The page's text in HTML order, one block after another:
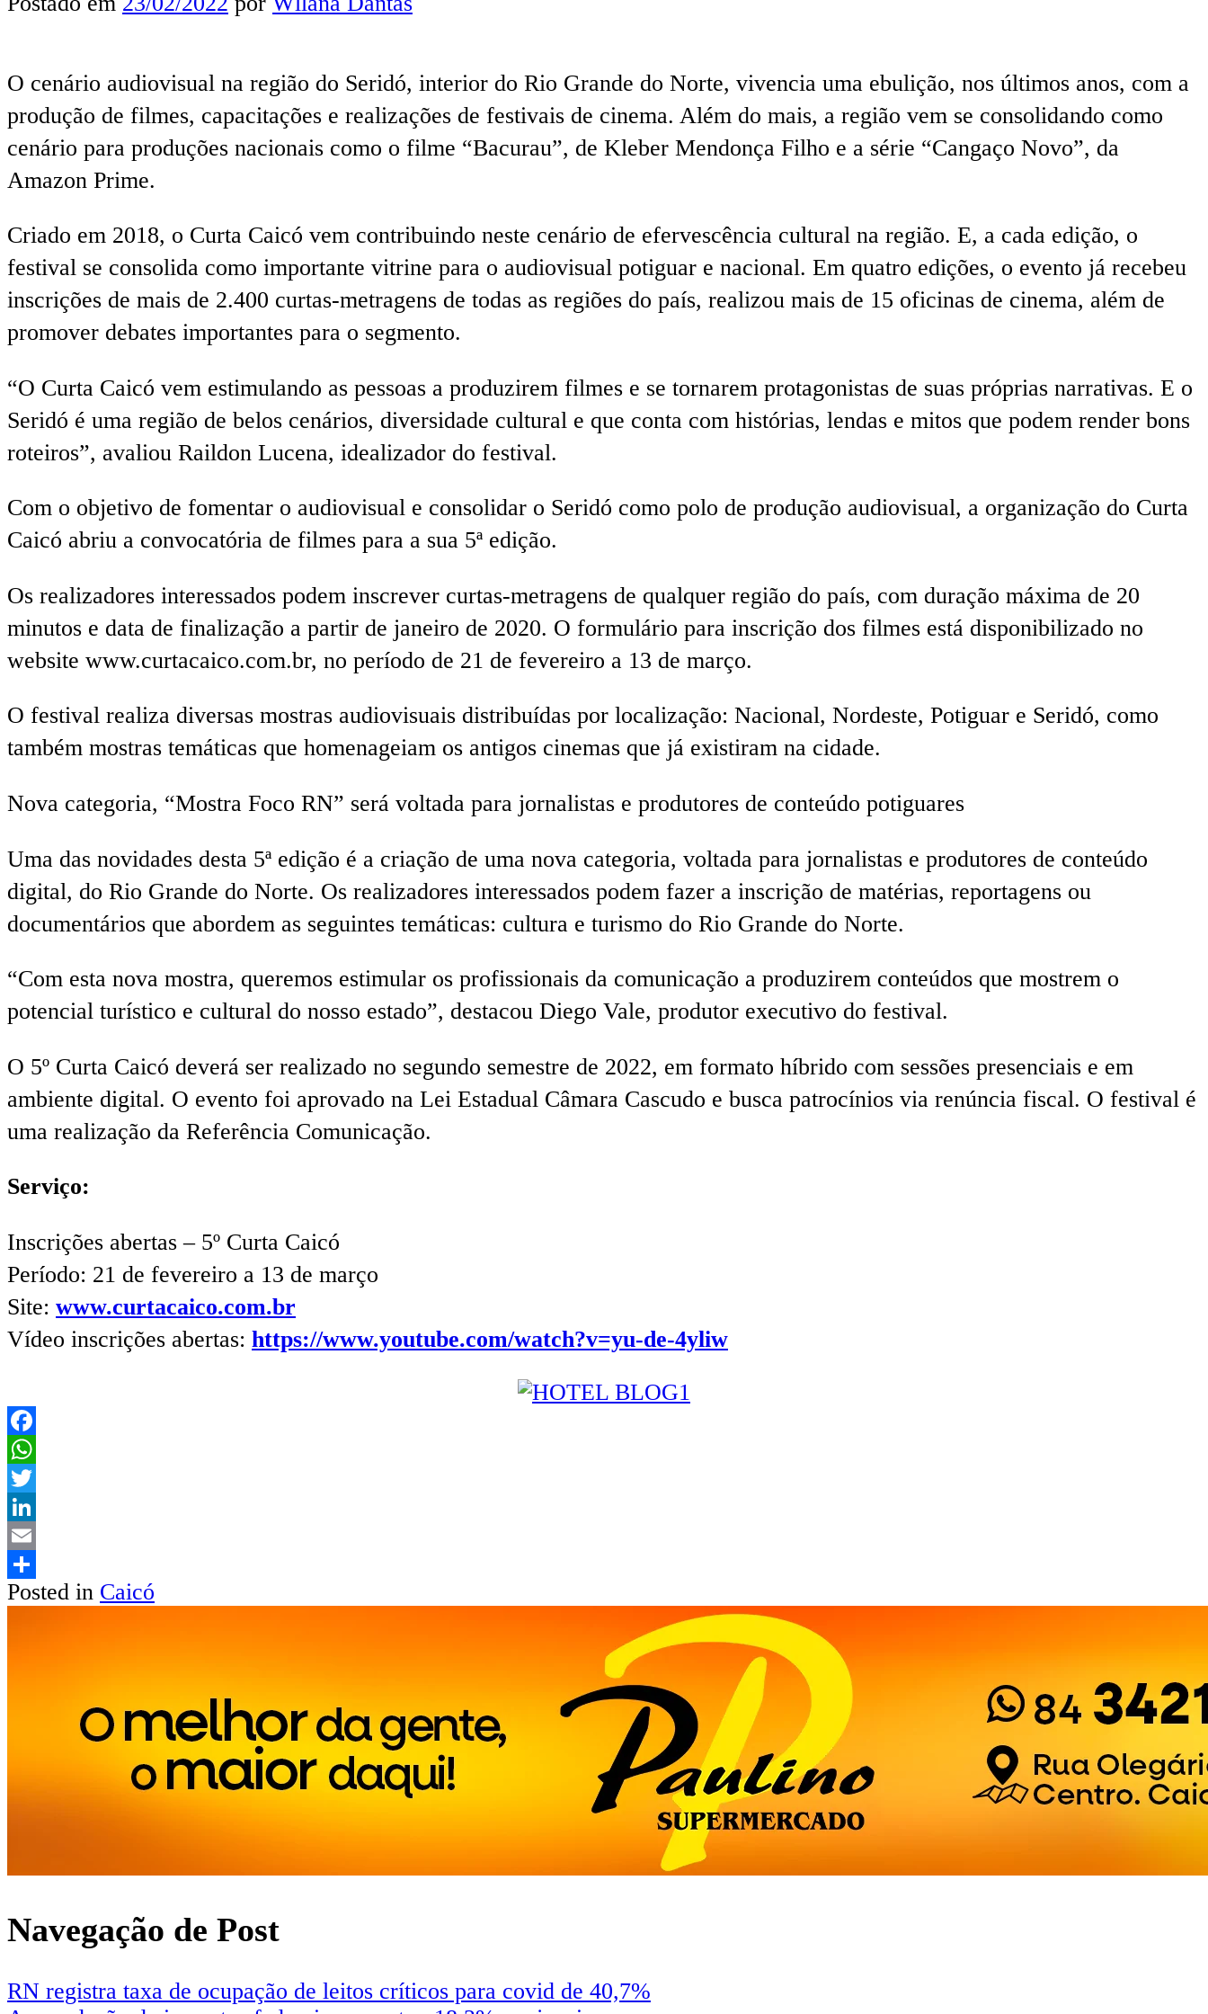
O cenário audiovisual na região do Seridó, interior do Rio Grande do Norte, vivencia uma ebulição, nos últimos anos, com a
produção de filmes, capacitações e realizações de festivais de cinema. Além do mais, a região vem se consolidando como
cenário para produções nacionais como o filme “Bacurau”, de Kleber Mendonça Filho e a série “Cangaço Novo”, da
Amazon Prime.
Criado em 2018, o Curta Caicó vem contribuindo neste cenário de efervescência cultural na região. E, a cada edição, o
festival se consolida como importante vitrine para o audiovisual potiguar e nacional. Em quatro edições, o evento já recebeu
inscrições de mais de 2.400 curtas-metragens de todas as regiões do país, realizou mais de 15 oficinas de cinema, além de
promover debates importantes para o segmento.
“O Curta Caicó vem estimulando as pessoas a produzirem filmes e se tornarem protagonistas de suas próprias narrativas. E o
Seridó é uma região de belos cenários, diversidade cultural e que conta com histórias, lendas e mitos que podem render bons
roteiros”, avaliou Raildon Lucena, idealizador do festival.
Com o objetivo de fomentar o audiovisual e consolidar o Seridó como polo de produção audiovisual, a organização do Curta
Caicó abriu a convocatória de filmes para a sua 5ª edição.
Os realizadores interessados podem inscrever curtas-metragens de qualquer região do país, com duração máxima de 20
minutos e data de finalização a partir de janeiro de 2020. O formulário para inscrição dos filmes está disponibilizado no
website www.curtacaico.com.br, no período de 21 de fevereiro a 13 de março.
O festival realiza diversas mostras audiovisuais distribuídas por localização: Nacional, Nordeste, Potiguar e Seridó, como
também mostras temáticas que homenageiam os antigos cinemas que já existiram na cidade.
Nova categoria, “Mostra Foco RN” será voltada para jornalistas e produtores de conteúdo potiguares
Uma das novidades desta 5ª edição é a criação de uma nova categoria, voltada para jornalistas e produtores de conteúdo
digital, do Rio Grande do Norte. Os realizadores interessados podem fazer a inscrição de matérias, reportagens ou
documentários que abordem as seguintes temáticas: cultura e turismo do Rio Grande do Norte.
“Com esta nova mostra, queremos estimular os profissionais da comunicação a produzirem conteúdos que mostrem o
potencial turístico e cultural do nosso estado”, destacou Diego Vale, produtor executivo do festival.
O 5º Curta Caicó deverá ser realizado no segundo semestre de 2022, em formato híbrido com sessões presenciais e em
ambiente digital. O evento foi aprovado na Lei Estadual Câmara Cascudo e busca patrocínios via renúncia fiscal. O festival é
uma realização da Referência Comunicação.
Serviço:
Inscrições abertas – 5º Curta Caicó
Período: 21 de fevereiro a 13 de março
Site: www.curtacaico.com.br
Vídeo inscrições abertas: https://www.youtube.com/watch?v=yu-de-4yliw
Facebook
WhatsApp
Twitter
LinkedIn
Email
Share
Posted in Caicó
Navegação de Post
RN registra taxa de ocupação de leitos críticos para covid de 40,7%